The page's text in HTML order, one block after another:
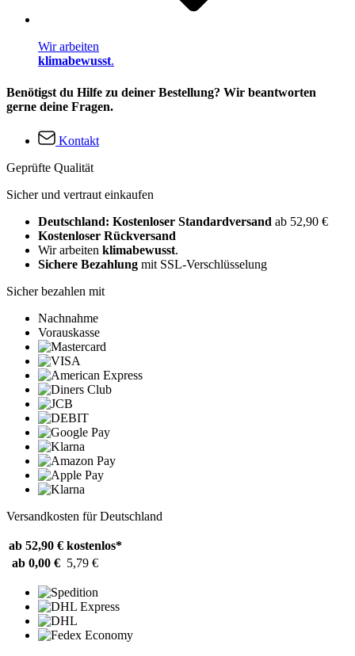
Wir arbeiten
klimabewusst.
Benötigst du Hilfe zu deiner Bestellung? Wir beantworten
gerne deine Fragen.
Kontakt
Geprüfte Qualität
Sicher und vertraut einkaufen
Deutschland: Kostenloser Standardversand ab 52,90 €
Kostenloser Rückversand
Wir arbeiten klimabewusst.
Sichere Bezahlung mit SSL-Verschlüsselung
Sicher bezahlen mit
Nachnahme
Vorauskasse
Versandkosten für Deutschland
ab 52,90 € kostenlos*
ab 0,00 € 5,79 €